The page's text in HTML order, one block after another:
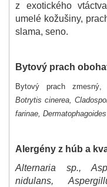
z exotického
umelé kožušiny,
slama, seno.
Bytový prach
Bytový prach zmesný,
Botrytis cinerea,
farinae,
Alergény z húb a
Alternaria sp.,
nidulans,